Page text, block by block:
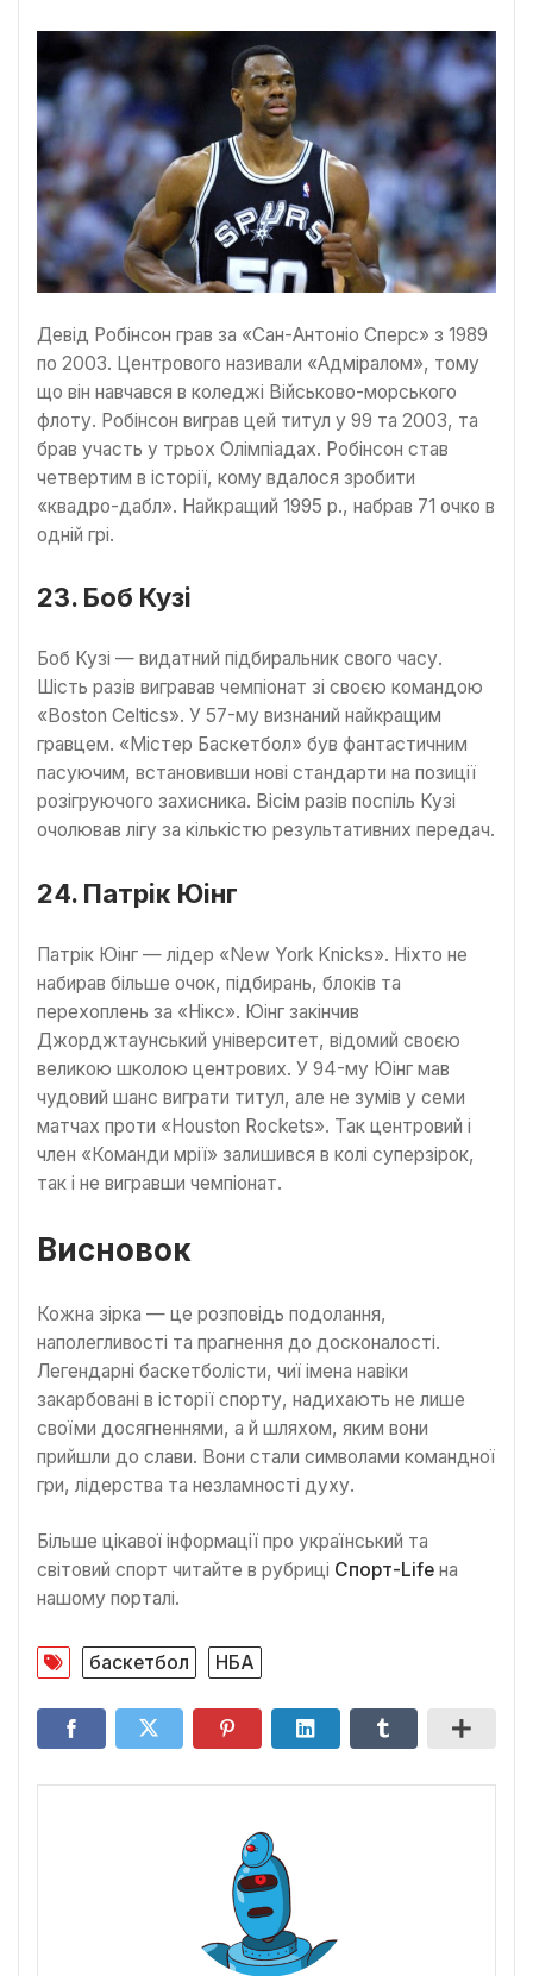
Девід Робінсон грав за «Сан-Антоніо Сперс» з 1989
по 2003. Центрового називали «Адміралом», тому
що він навчався в коледжі Військово-морського
флоту. Робінсон виграв цей титул у 99 та 2003, та
брав участь у трьох Олімпіадах. Робінсон став
четвертим в історії, кому вдалося зробити
«квадро-дабл». Найкращий 1995 р., набрав 71 очко в
одній грі.
23. Боб Кузі
Боб Кузі — видатний підбиральник свого часу.
Шість разів вигравав чемпіонат зі своєю командою
«Boston Celtics». У 57-му визнаний найкращим
гравцем. «Містер Баскетбол» був фантастичним
пасуючим, встановивши нові стандарти на позиції
розігруючого захисника. Вісім разів поспіль Кузі
очолював лігу за кількістю результативних передач.
24. Патрік Юінг
Патрік Юінг — лідер «New York Knicks». Ніхто не
набирав більше очок, підбирань, блоків та
перехоплень за «Нікс». Юінг закінчив
Джорджтаунський університет, відомий своєю
великою школою центрових. У 94-му Юінг мав
чудовий шанс виграти титул, але не зумів у семи
матчах проти «Houston Rockets». Так центровий і
член «Команди мрії» залишився в колі суперзірок,
так і не вигравши чемпіонат.
Висновок
Кожна зірка — це розповідь подолання,
наполегливості та прагнення до досконалості.
Легендарні баскетболісти, чиї імена навіки
закарбовані в історії спорту, надихають не лише
своїми досягненнями, а й шляхом, яким вони
прийшли до слави. Вони стали символами командної
гри, лідерства та незламності духу.
Більше цікавої інформації про український та
світовий спорт читайте в рубриці Спорт-Life на
нашому порталі.
баскетбол НБА